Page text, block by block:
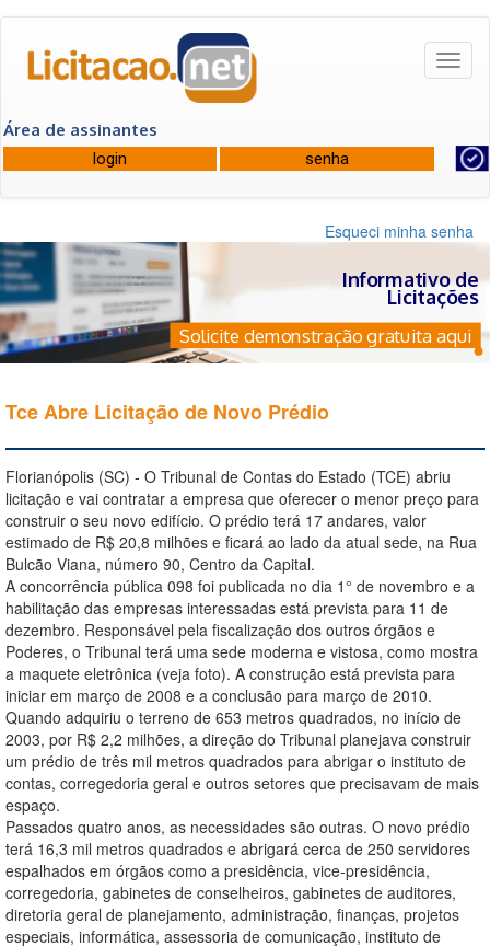
Área de assinantes
Esqueci minha senha
Informativo de
Licitações
Solicite demonstração gratuita aqui
Tce Abre Licitação de Novo Prédio
Florianópolis (SC) - O Tribunal de Contas do Estado (TCE) abriu
licitação e vai contratar a empresa que oferecer o menor preço para
construir o seu novo edifício. O prédio terá 17 andares, valor
estimado de R$ 20,8 milhões e ficará ao lado da atual sede, na Rua
Bulcão Viana, número 90, Centro da Capital.
A concorrência pública 098 foi publicada no dia 1° de novembro e a
habilitação das empresas interessadas está prevista para 11 de
dezembro. Responsável pela fiscalização dos outros órgãos e
Poderes, o Tribunal terá uma sede moderna e vistosa, como mostra
a maquete eletrônica (veja foto). A construção está prevista para
iniciar em março de 2008 e a conclusão para março de 2010.
Quando adquiriu o terreno de 653 metros quadrados, no início de
2003, por R$ 2,2 milhões, a direção do Tribunal planejava construir
um prédio de três mil metros quadrados para abrigar o instituto de
contas, corregedoria geral e outros setores que precisavam de mais
espaço.
Passados quatro anos, as necessidades são outras. O novo prédio
terá 16,3 mil metros quadrados e abrigará cerca de 250 servidores
espalhados em órgãos como a presidência, vice-presidência,
corregedoria, gabinetes de conselheiros, gabinetes de auditores,
diretoria geral de planejamento, administração, finanças, projetos
especiais, informática, assessoria de comunicação, instituto de